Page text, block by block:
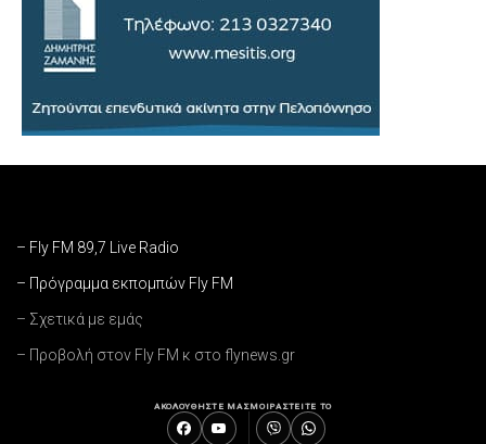
– Fly FM 89,7 Live Radio
– Πρόγραμμα εκπομπών Fly FM
– Σχετικά με εμάς
– Προβολή στον Fly FM κ στο flynews.gr
ΑΚΟΛΟΥΘΗΣΤΕ ΜΑΣΜΟΙΡΑΣΤΕΙΤΕ ΤΟ